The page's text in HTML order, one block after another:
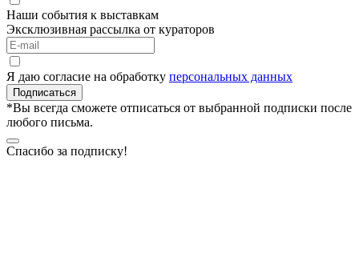
Наши события к выставкам
Эксклюзивная рассылка от кураторов
Я даю согласие на обработку персональных данных
Подписаться
*Вы всегда сможете отписаться от выбранной подписки после
любого письма.
Спасибо за подписку!